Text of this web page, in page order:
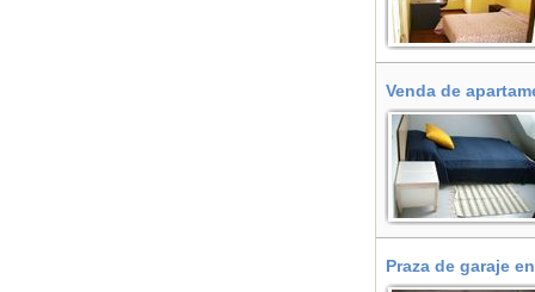
Venda de
Praza de garaje